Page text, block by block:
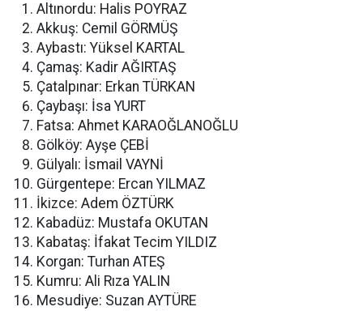
Altınordu: Halis POYRAZ
Akkuş: Cemil GÖRMÜŞ
Aybastı: Yüksel KARTAL
Çamaş: Kadir AĞIRTAŞ
Çatalpınar: Erkan TÜRKAN
Çaybaşı: İsa YURT
Fatsa: Ahmet KARAOĞLANOĞLU
Gölköy: Ayşe ÇEBİ
Gülyalı: İsmail VAYNİ
Gürgentepe: Ercan YILMAZ
İkizce: Adem ÖZTÜRK
Kabadüz: Mustafa OKUTAN
Kabataş: İfakat Tecim YILDIZ
Korgan: Turhan ATEŞ
Kumru: Ali Rıza YALIN
Mesudiye: Suzan AYTÜRE